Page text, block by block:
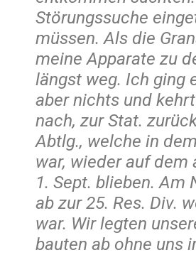
Störungssuche
müssen. Als die
meine Apparate zu
längst weg. Ich ging
aber nichts und
nach, zur Stat.
Abtlg., welche in
war, wieder auf
1. Sept. blieben. Am
ab zur 25. Res. Div.
war. Wir legten
bauten ab ohne uns